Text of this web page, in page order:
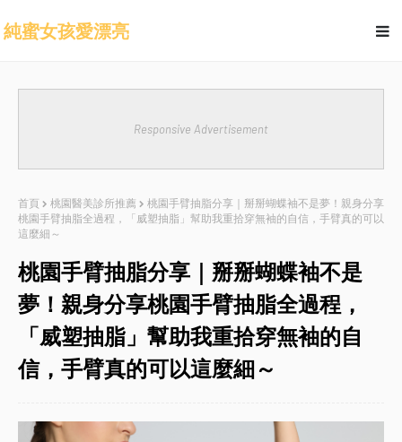
純蜜女孩愛漂亮
Responsive Advertisement
首頁 桃園醫美診所推薦
桃園手臂抽脂分享｜掰掰蝴蝶袖不是夢！親身分享
桃園手臂抽脂全過程，「威塑抽脂」幫助我重拾穿無袖的自信，手臂真的可以
這麼細～
桃園手臂抽脂分享｜掰掰蝴蝶袖不是
夢！親身分享桃園手臂抽脂全過程，
「威塑抽脂」幫助我重拾穿無袖的自
信，手臂真的可以這麼細～